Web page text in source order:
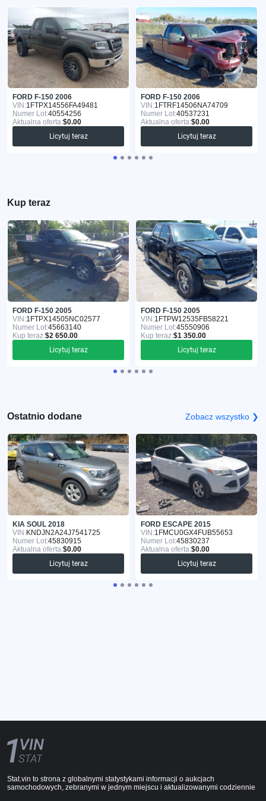
FORD F-150 2006
VIN:1FTPX14556FA49481
Numer Lot:40554256
Aktualna oferta:$0.00
Licytuj teraz
FORD F-150 2006
VIN:1FTRF14506NA74709
Numer Lot:40537231
Aktualna oferta:$0.00
Licytuj teraz
Kup teraz
FORD F-150 2005
VIN:1FTPX14505NC02577
Numer Lot:45663140
Kup teraz:$2 650.00
Licytuj teraz
FORD F-150 2005
VIN:1FTPW12535FB58221
Numer Lot:45550906
Kup teraz:$1 350.00
Licytuj teraz
Ostatnio dodane Zobacz wszystko ❯
KIA SOUL 2018
VIN:KNDJN2A24J7541725
Numer Lot:45830915
Aktualna oferta:$0.00
Licytuj teraz
FORD ESCAPE 2015
VIN:1FMCU0GX4FUB55653
Numer Lot:45830237
Aktualna oferta:$0.00
Licytuj teraz
Stat.vin to strona z globalnymi statystykami informacji o aukcjach
samochodowych, zebranymi w jednym miejscu i aktualizowanymi codziennie